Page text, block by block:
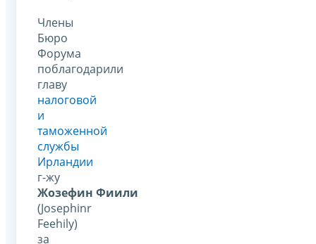
Члены
Бюро
Форума
поблагодарили
главу
налоговой
и
таможенной
службы
Ирландии
г-жу
Жозефин Фиили
(Josephinr
Feehily)
за